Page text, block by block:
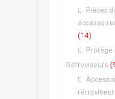
Pièces
(14)
Protège
Rétroviseurs